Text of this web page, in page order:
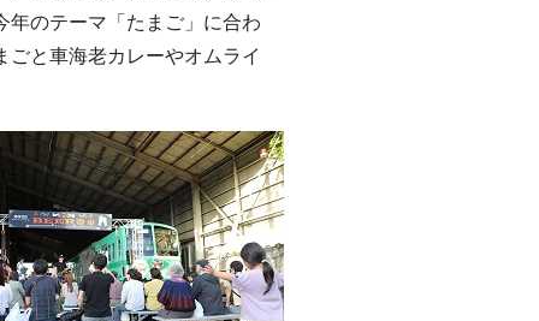
年のテーマ「たまご」に合わ
ごと車海老カレーやオムライ